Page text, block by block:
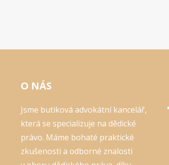
O NÁS
Jsme butiková advokátní kancelář,
která se specializuje na dědické
právo. Máme bohaté praktické
zkušenosti a odborné znalosti